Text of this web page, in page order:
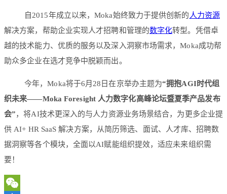
自2015年成立以来，Moka始终致力于提供创新的 人力资源
解决方案，帮助企业实现人才招聘和管理的数字化转型。凭借卓
越的技术能力、优质的服务以及深入洞察市场需求，Moka成功帮
助众多企业在选才竞争中脱颖而出。
今年，Moka将于6月28日在京举办主题为“拥抱AGI时代组
织未来——Moka Foresight 人力数字化高峰论坛暨夏季产品发布
会”，将AI技术更深入的与人力资源业务场景结合，为更多企业提
供 AI+ HR SaaS 解决方案，从简历筛选、面试、人才库、招聘数
据洞察等各个模块，全面以AI赋能组织提效，适应未来组织需
要！